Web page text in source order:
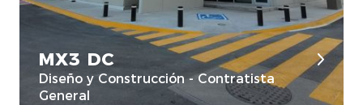
MX3 DC
Diseño y Construcción - Contratista
General